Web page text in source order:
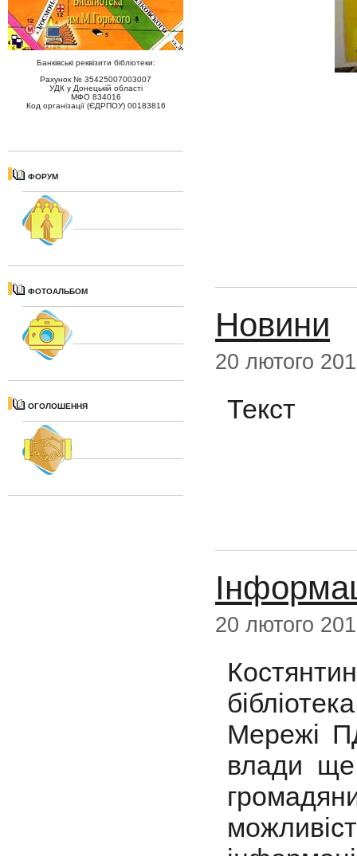
Банківські реквізити бібліотеки:
Рахунок № 35425007003007
УДК у Донецькій області
МФО 834016
Код організації (ЄДРПОУ) 00183816
ФОРУМ
ФОТОАЛЬБОМ
ОГОЛОШЕННЯ
Новини
20 лютого
Текст
20 лютого
Мережі
влади ще